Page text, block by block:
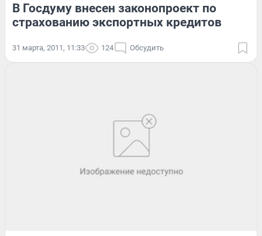
В Госдуму внесен законопроект по
страхованию экспортных кредитов
31 марта, 2011, 11:33 124 Обсудить